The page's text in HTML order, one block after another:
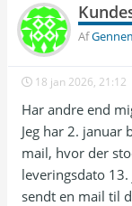
Af
18 jan 2026, 21:12
Har andre end
Jeg har 2. januar
mail, hvor der
leveringsdato
sendt en mail til